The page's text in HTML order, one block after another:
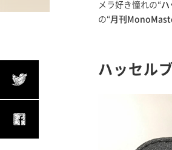
メラ好き憧れの“ハ
の“ 月刊
ハッセル